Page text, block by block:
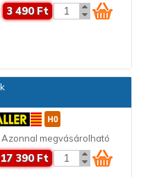
3 490 Ft
Azonnal megvásárolható
17 390 Ft